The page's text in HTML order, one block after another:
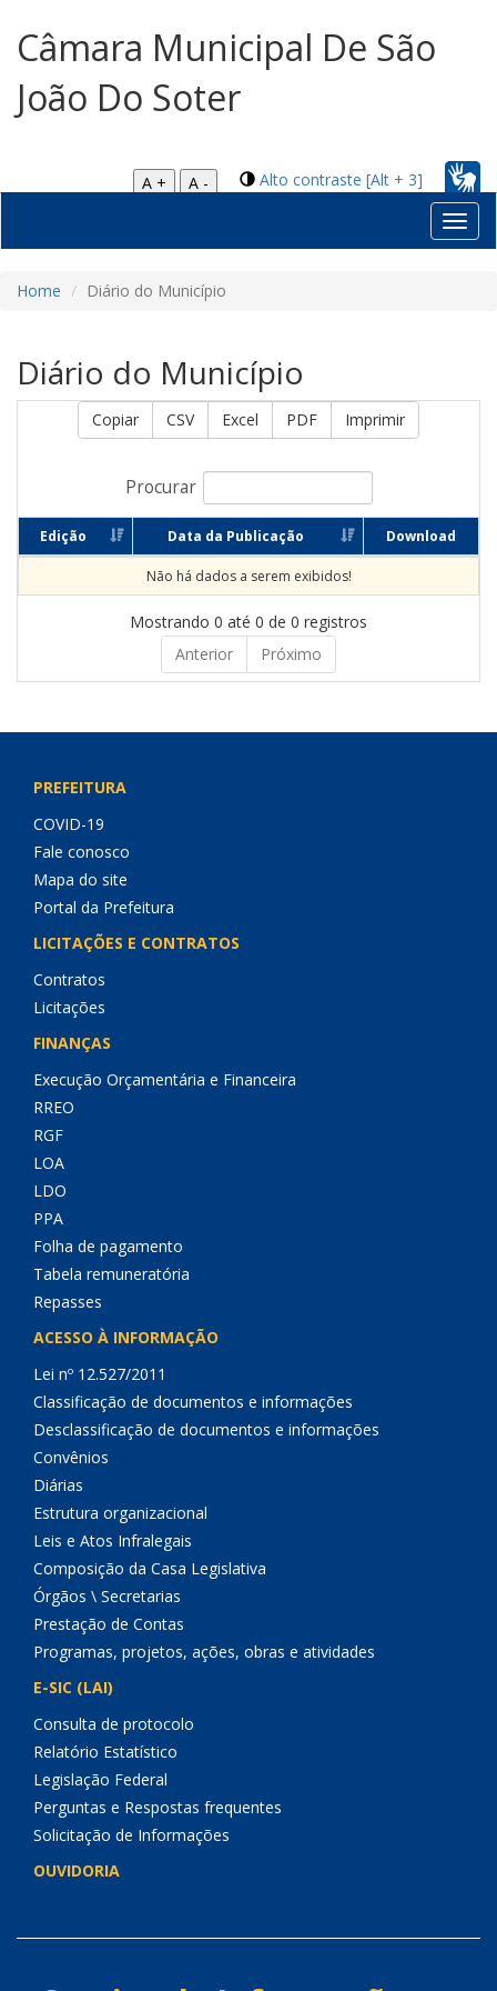
Câmara Municipal De São
João Do Soter
Alto contraste [Alt + 3]
A +
A -
Home Diário do Município
Diário do Município
Copiar CSV Excel PDF Imprimir
Procurar
Edição Data da Publicação Download
Não há dados a serem exibidos!
Mostrando 0 até 0 de 0 registros
Anterior
Próximo
PREFEITURA
COVID-19
Fale conosco
Mapa do site
Portal da Prefeitura
LICITAÇÕES E CONTRATOS
Contratos
Licitações
FINANÇAS
Execução Orçamentária e Financeira
RREO
RGF
LOA
LDO
PPA
Folha de pagamento
Tabela remuneratória
Repasses
ACESSO À INFORMAÇÃO
Lei nº 12.527/2011
Classificação de documentos e informações
Desclassificação de documentos e informações
Convênios
Diárias
Estrutura organizacional
Leis e Atos Infralegais
Composição da Casa Legislativa
Órgãos \ Secretarias
Prestação de Contas
Programas, projetos, ações, obras e atividades
E-SIC (LAI)
Consulta de protocolo
Relatório Estatístico
Legislação Federal
Perguntas e Respostas frequentes
Solicitação de Informações
OUVIDORIA